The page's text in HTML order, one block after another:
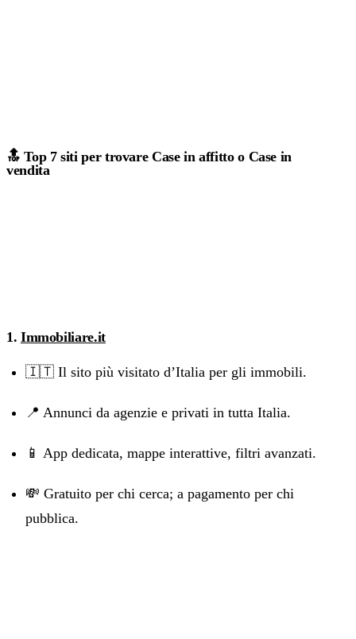
🔝 Top 7 siti per trovare Case in affitto o Case in
vendita
1. Immobiliare.it
🇮🇹 Il sito più visitato d’Italia per gli immobili.
📍 Annunci da agenzie e privati in tutta Italia.
📱 App dedicata, mappe interattive, filtri avanzati.
💸 Gratuito per chi cerca; a pagamento per chi
pubblica.